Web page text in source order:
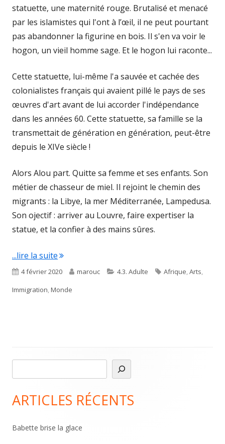
statuette, une maternité rouge. Brutalisé et menacé
par les islamistes qui l'ont à l’œil, il ne peut pourtant
pas abandonner la figurine en bois. Il s'en va voir le
hogon, un vieil homme sage. Et le hogon lui raconte...
Cette statuette, lui-même l'a sauvée et cachée des
colonialistes français qui avaient pillé le pays de ses
œuvres d'art avant de lui accorder l'indépendance
dans les années 60. Cette statuette, sa famille se la
transmettait de génération en génération, peut-être
depuis le XIVe siècle !
Alors Alou part. Quitte sa femme et ses enfants. Son
métier de chasseur de miel. Il rejoint le chemin des
migrants : la Libye, la mer Méditerranée, Lampedusa.
Son ojectif : arriver au Louvre, faire expertiser la
statue, et la confier à des mains sûres.
...lire la suite"Une maternité rouge"
Published
on
4 février 2020 Author
marouc Categories
4.3. Adulte Tags
Afrique,Arts,
Immigration,Monde
Sidebar
e
hARTICLES RÉCENTS
Babette brise la glace